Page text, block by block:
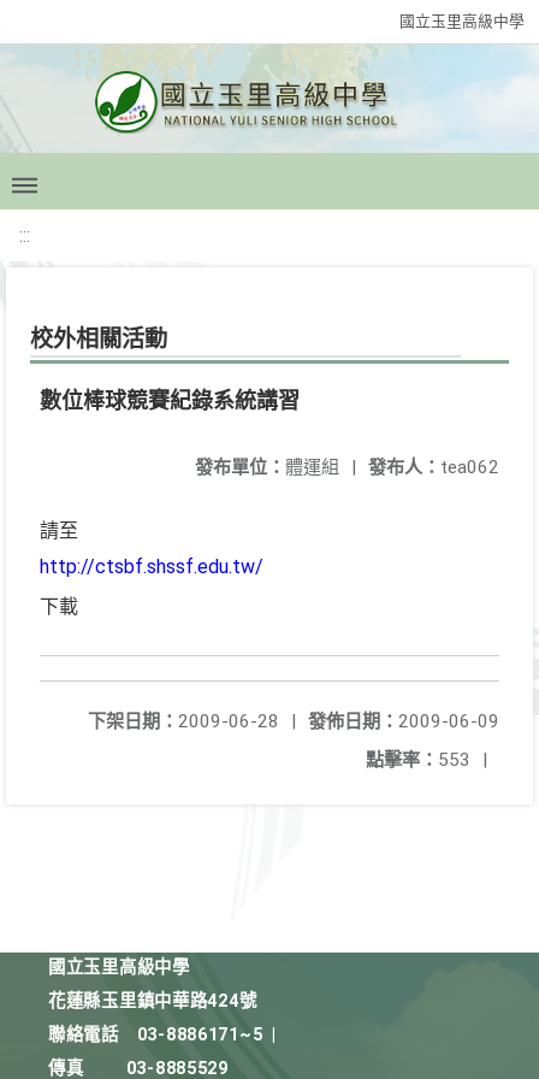
國立玉里高級中學
:::
校外相關活動
數位棒球競賽紀錄系統講習
發布人： tea062
發布單位： 體運組 |
請至
http://ctsbf.shssf.edu.tw/
下載
發佈日期： 2009-06-09
下架日期： 2009-06-28
|
點擊率： 553 |
國立玉里高級中學
花蓮縣玉里鎮中華路424號
聯絡電話
03-8886171~5
傳真
03-8885529